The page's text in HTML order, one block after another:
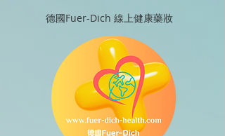
德國Fuer-Dich 線上健康藥妝